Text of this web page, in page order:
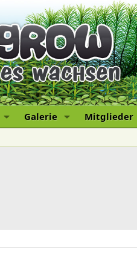
Galerie Mitglieder